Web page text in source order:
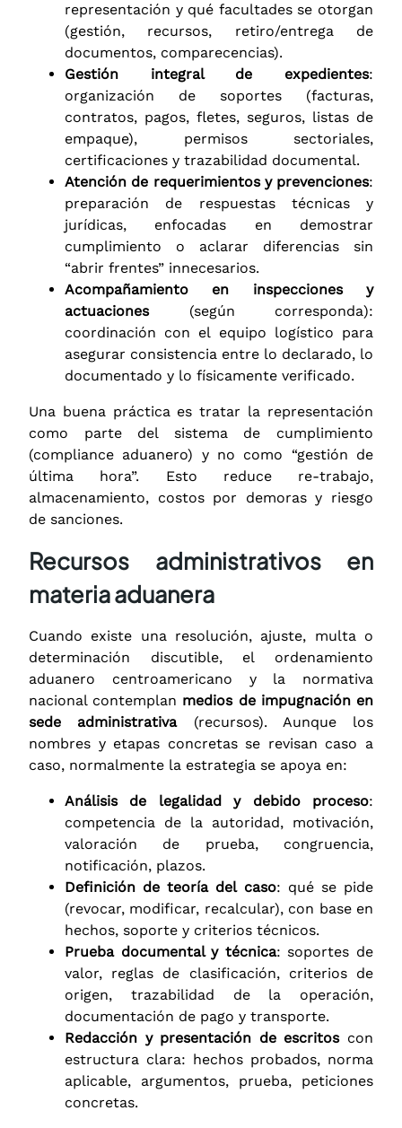
representación y qué facultades se otorgan
(gestión, recursos, retiro/entrega de
documentos, comparecencias).
Gestión integral de expedientes:
organización de soportes (facturas,
contratos, pagos, fletes, seguros, listas de
empaque), permisos sectoriales,
certificaciones y trazabilidad documental.
Atención de requerimientos y prevenciones:
preparación de respuestas técnicas y
jurídicas, enfocadas en demostrar
cumplimiento o aclarar diferencias sin
“abrir frentes” innecesarios.
Acompañamiento en inspecciones y
actuaciones(según corresponda):
coordinación con el equipo logístico para
asegurar consistencia entre lo declarado, lo
documentado y lo físicamente verificado.
Una buena práctica es tratar la representación
como parte del sistema de cumplimiento
(compliance aduanero) y no como “gestión de
última hora”. Esto reduce re-trabajo,
almacenamiento, costos por demoras y riesgo
de sanciones.
Recursos administrativos en
materia aduanera
Cuando existe una resolución, ajuste, multa o
determinación discutible, el ordenamiento
aduanero centroamericano y la normativa
nacional contemplan medios de impugnación en
sede administrativa(recursos). Aunque los
nombres y etapas concretas se revisan caso a
caso, normalmente la estrategia se apoya en:
Análisis de legalidad y debido proceso:
competencia de la autoridad, motivación,
valoración de prueba, congruencia,
notificación, plazos.
Definición de teoría del caso: qué se pide
(revocar, modificar, recalcular), con base en
hechos, soporte y criterios técnicos.
Prueba documental y técnica: soportes de
valor, reglas de clasificación, criterios de
origen, trazabilidad de la operación,
documentación de pago y transporte.
Redacción y presentación de escritoscon
estructura clara: hechos probados, norma
aplicable, argumentos, prueba, peticiones
concretas.